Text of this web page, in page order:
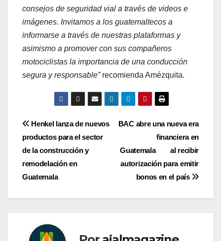
consejos de seguridad vial a través de videos e
imágenes. Invitamos a los guatemaltecos a
informarse a través de nuestras plataformas y
asimismo a promover con sus compañeros
motociclistas la importancia de una conducción
segura y responsable”recomienda Amézquita.
Navegación
de
entradas
BAC abre una nueva era
financiera en
Guatemala al recibir
autorización para emitir
bonos en el país
Henkel lanza de nuevos
productos para el sector
de la construcción y
remodelación en
Guatemala